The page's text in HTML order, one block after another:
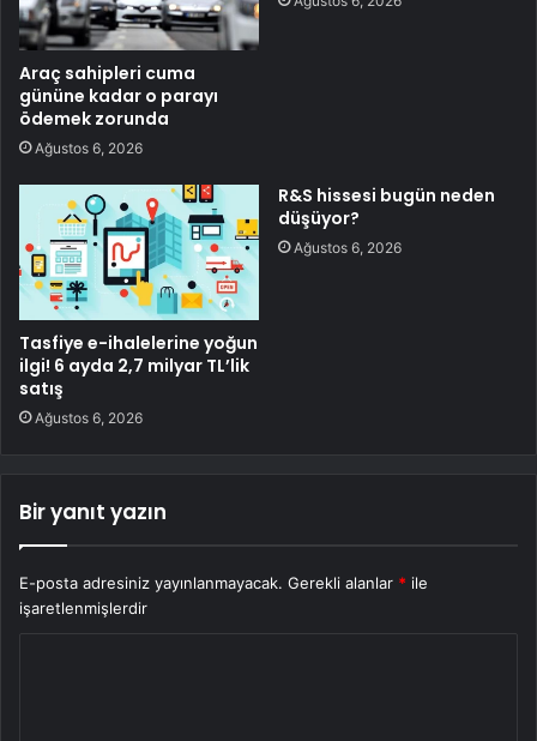
Araç sahipleri cuma
gününe kadar o parayı
ödemek zorunda
Ağustos 6, 2026
Tasfiye e-ihalelerine yoğun
ilgi! 6 ayda 2,7 milyar TL’lik
satış
Ağustos 6, 2026
R&S hissesi bugün neden
düşüyor?
Ağustos 6, 2026
Bir yanıt yazın
E-posta adresiniz yayınlanmayacak. Gerekli alanlar * ile
işaretlenmişlerdir